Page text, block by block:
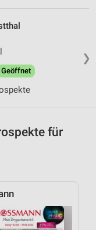
❯
Geöffnet
für
von